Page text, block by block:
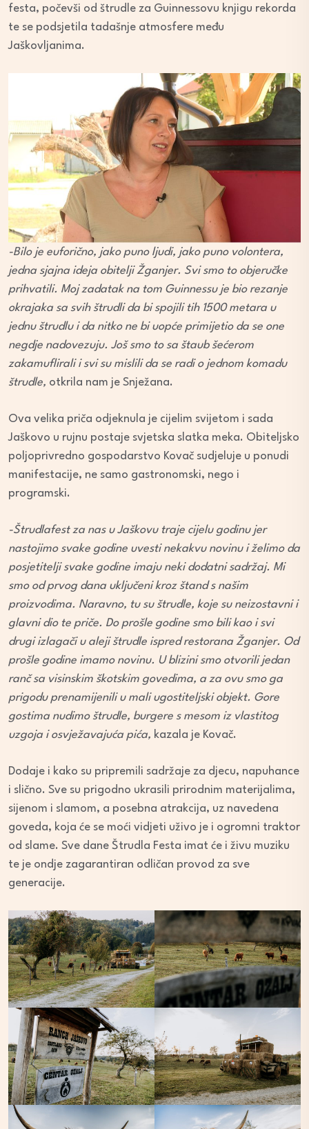
festa, počevši od štrudle za Guinnessovu knjigu rekorda
te se podsjetila tadašnje atmosfere među
Jaškovljanima.
-Bilo je euforično, jako puno ljudi, jako puno volontera,
jedna sjajna ideja obitelji Žganjer. Svi smo to objeručke
prihvatili. Moj zadatak na tom Guinnessu je bio rezanje
okrajaka sa svih štrudli da bi spojili tih 1500 metara u
jednu štrudlu i da nitko ne bi uopće primijetio da se one
negdje nadovezuju. Još smo to sa štaub šećerom
zakamuflirali i svi su mislili da se radi o jednom komadu
štrudle, otkrila nam je Snježana.
Ova velika priča odjeknula je cijelim svijetom i sada
Jaškovo u rujnu postaje svjetska slatka meka. Obiteljsko
poljoprivredno gospodarstvo Kovač sudjeluje u ponudi
manifestacije, ne samo gastronomski, nego i
programski.
-Štrudlafest za nas u Jaškovu traje cijelu godinu jer
nastojimo svake godine uvesti nekakvu novinu i želimo da
posjetitelji svake godine imaju neki dodatni sadržaj. Mi
smo od prvog dana uključeni kroz štand s našim
proizvodima. Naravno, tu su štrudle, koje su neizostavni i
glavni dio te priče. Do prošle godine smo bili kao i svi
drugi izlagači u aleji štrudle ispred restorana Žganjer. Od
prošle godine imamo novinu. U blizini smo otvorili jedan
ranč sa visinskim škotskim govedima, a za ovu smo ga
prigodu prenamijenili u mali ugostiteljski objekt. Gore
gostima nudimo štrudle, burgere s mesom iz vlastitog
uzgoja i osvježavajuća pića, kazala je Kovač.
Dodaje i kako su pripremili sadržaje za djecu, napuhance
i slično. Sve su prigodno ukrasili prirodnim materijalima,
sijenom i slamom, a posebna atrakcija, uz navedena
goveda, koja će se moći vidjeti uživo je i ogromni traktor
od slame. Sve dane Štrudla Festa imat će i živu muziku
te je ondje zagarantiran odličan provod za sve
generacije.